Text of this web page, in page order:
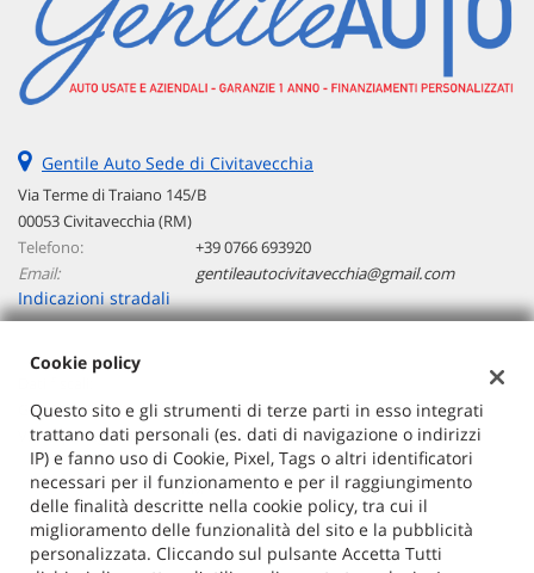
Gentile Auto Sede di Civitavecchia
Via Terme di Traiano 145/B
00053 Civitavecchia (RM)
Telefono:
+39 0766 693920
Email:
gentileautocivitavecchia@gmail.com
Indicazioni stradali
G AUTO SRLS
Via Copenaghen 40 - 00144 Roma (RM)
C.F/P.IVA:17175831001
Registro delle imprese:RM
Cookie policy
Questo sito e gli strumenti di terze parti in esso integrati
trattano dati personali (es. dati di navigazione o indirizzi
IP) e fanno uso di Cookie, Pixel, Tags o altri identificatori
necessari per il funzionamento e per il raggiungimento
delle finalità descritte nella cookie policy, tra cui il
miglioramento delle funzionalità del sito e la pubblicità
personalizzata. Cliccando sul pulsante Accetta Tutti
Cookie delle preferenze
Cookie per il miglioramento dell'esperienza utente
Cookie analitici
Leggi
la
cookie
policy